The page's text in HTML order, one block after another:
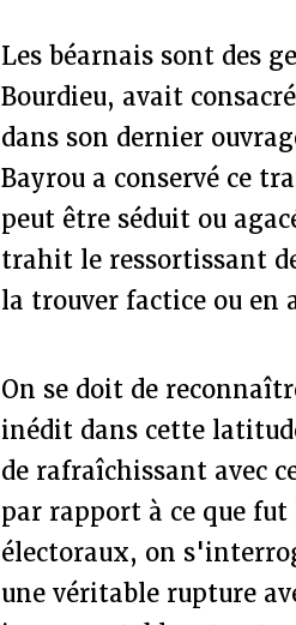
Les béarnais sont des
Bourdieu, avait
dans son dernier
Bayrou a conservé ce
peut être séduit ou
trahit le ressortissant
la trouver factice ou
On se doit de
inédit dans cette
de rafraîchissant avec
par rapport à ce que
électoraux, on
une véritable rupture